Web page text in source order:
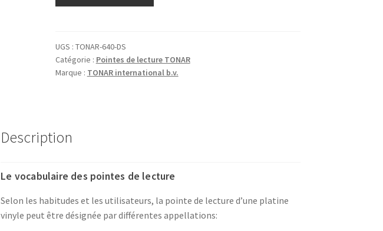
de
lecture
NIVICO
G
UGS : TONAR-640-DS
Catégorie : Pointes de lecture TONAR
Marque : TONAR international b.v.
Description
Le vocabulaire des pointes de lecture
Selon les habitudes et les utilisateurs, la pointe de lecture d’une platine
vinyle peut être désignée par différentes appellations: